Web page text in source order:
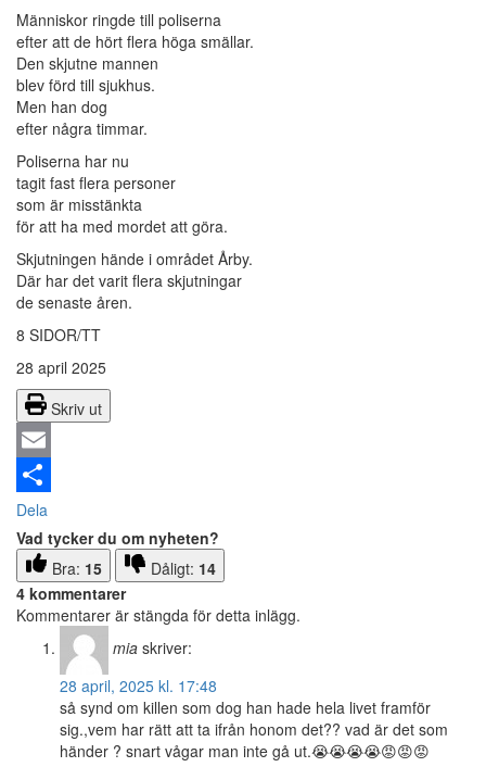
Människor ringde till poliserna
efter att de hört flera höga smällar.
Den skjutne mannen
blev förd till sjukhus.
Men han dog
efter några timmar.
Poliserna har nu
tagit fast flera personer
som är misstänkta
för att ha med mordet att göra.
Skjutningen hände i området Årby.
Där har det varit flera skjutningar
de senaste åren.
8 SIDOR/TT
28 april 2025
Skriv ut
Email
Dela
Vad tycker du om nyheten?
Bra: 15 Dåligt: 14
4 kommentarer
Kommentarer är stängda för detta inlägg.
mia skriver:
28 april, 2025 kl. 17:48
så synd om killen som dog han hade hela livet framför
sig.,vem har rätt att ta ifrån honom det?? vad är det som
händer ? snart vågar man inte gå ut.😭😭😭😭😡😡😡